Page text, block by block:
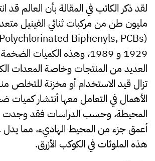
مليون طن من مركبات ثنائي الفينيل
1929 و 1989، وهذه الكميات
العديد من المنتجات وخاصة المعدات
تزال قيد الاستخدام أو مخزنة للتخلص
الأهمال في التعامل معها أنتشار كميات
المحيطة، وحسب الدراسات فقد وجدت
أعمق جزء من المحيط الهاديء، مما
هذه الملوثات في الكوكب الأزرق.